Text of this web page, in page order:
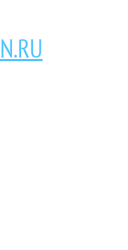
тепловые завесы, водяные